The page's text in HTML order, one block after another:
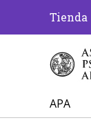
Tienda
APA